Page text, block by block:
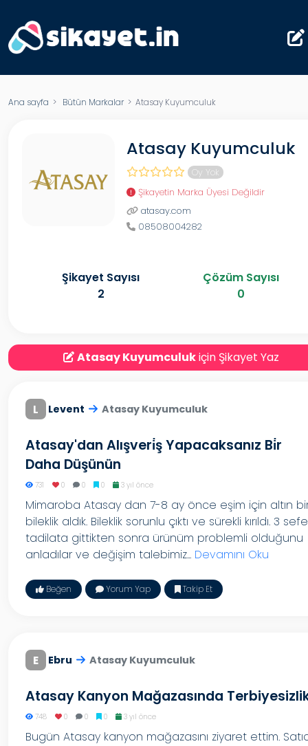
Ana sayfa > Bütün Markalar> Atasay Kuyumculuk
Atasay Kuyumculuk
Oy Yok
Şikayetin Marka Üyesi Değildir
atasay.com
08508004282
Şikayet Sayısı
2
Çözüm Sayısı
0
Atasay Kuyumculukiçin Şikayet Yaz
L Levent Atasay Kuyumculuk
Atasay'dan Alışveri̇ş Yapacaksanız Bi̇r
Daha Düşünün
731 0 0 0 3 yıl önce
Mimaroba Atasay dan 7-8 ay önce eşim için altın
bileklik aldık. Bileklik sorunlu çıktı ve sürekli kırıldı. 3
tadilata gittikten sonra ürünüm problemli olduğunu
anladılar ve değişim talebimiz... Devamını Oku
Beğen Yorum Yap Takip Et
E Ebru Atasay Kuyumculuk
Atasay Kanyon Mağazasında
748 0 0 0 3 yıl önce
Bugün Atasay kanyon mağazasını ziyaret ettim.